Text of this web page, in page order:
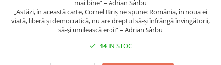
mai bine” – Adrian Sârbu
„Astăzi, în această carte, Cornel Biriș ne spune: România, în noua ei
viață, liberă și democratică, nu are dreptul să-și înfrângă învingătorii,
să-și umilească eroii” – Adrian Sârbu
14IN STOC